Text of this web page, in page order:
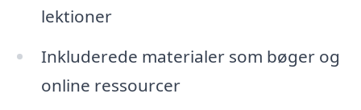
lektioner
Inkluderede materialer som bøger og
online ressourcer